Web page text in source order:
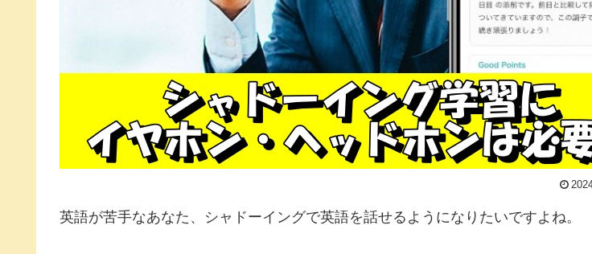
英語が苦手なあなた、シャドーイングで英語を話せるようになりたいですよね。